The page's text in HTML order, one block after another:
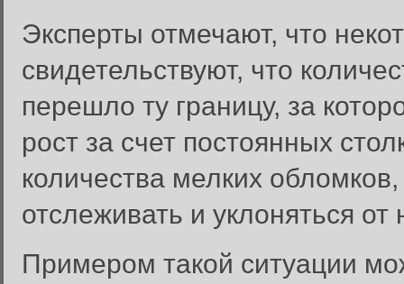
Эксперты отмечают, что
свидетельствуют, что
перешло ту границу, за
рост за счет постоянных
количества мелких
отслеживать и уклоняться от
Примером такой ситуации